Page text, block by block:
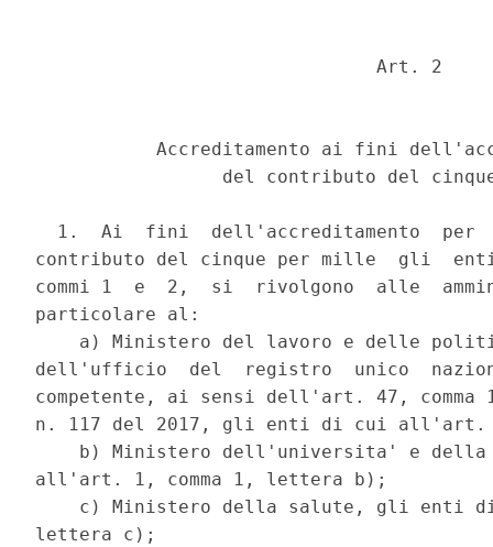
                               Art. 2
Accreditamento ai fini
del contributo del
1.  Ai  fini  dell'accreditamento  per
contributo del cinque per mille  gli
commi 1  e  2,  si  rivolgono  alle
particolare al:
a) Ministero del lavoro e delle
dell'ufficio  del  registro  unico
competente, ai sensi dell'art. 47,
n. 117 del 2017, gli enti di cui all'art.
b) Ministero dell'universita' e
all'art. 1, comma 1, lettera b);
c) Ministero della salute, gli enti
lettera c);